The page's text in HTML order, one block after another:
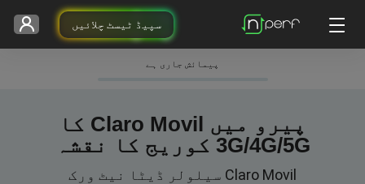
سپیڈ ٹیسٹ چلائیں
پیمائش جاری ہے
پیرو میں Claro Movil کا
3G/4G/5G کوریج کا نقشہ
Claro Movil سیلولر ڈیٹا نیٹ ورک